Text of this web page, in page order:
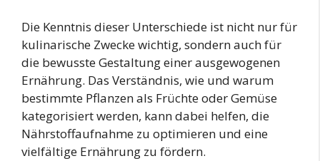
Die Kenntnis dieser Unterschiede ist nicht nur für
kulinarische Zwecke wichtig, sondern auch für
die bewusste Gestaltung einer ausgewogenen
Ernährung. Das Verständnis, wie und warum
bestimmte Pflanzen als Früchte oder Gemüse
kategorisiert werden, kann dabei helfen, die
Nährstoffaufnahme zu optimieren und eine
vielfältige Ernährung zu fördern.